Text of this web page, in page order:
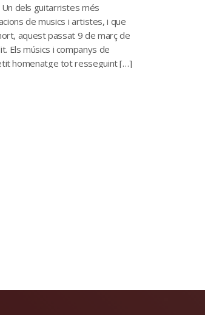
dels guitarristes més
de musics i artistes, i que
aquest passat 9 de març de
Els músics i companys de
homenatge tot resseguint […]